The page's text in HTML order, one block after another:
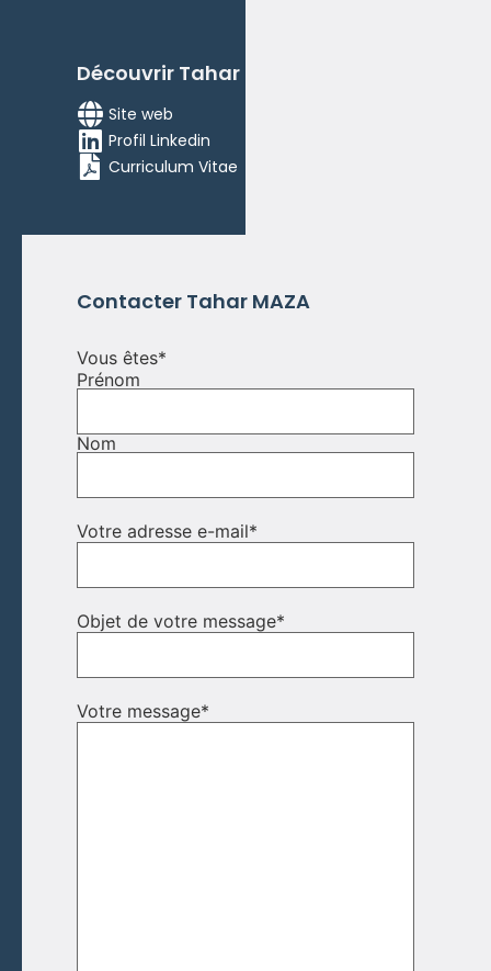
Découvrir Tahar
Site web
Profil Linkedin
Curriculum Vitae
Contacter Tahar MAZA
Vous êtes*
Prénom
Nom
Votre adresse e-mail*
Objet de votre message*
Votre message*